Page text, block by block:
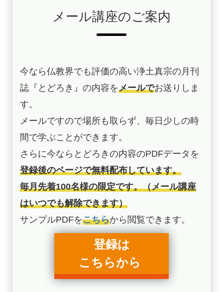
メール講座のご案内
今なら仏教界でも評価の高い浄土真宗の月刊
誌『とどろき』の内容をメールでお送りしま
す。
メールですので場所も取らず、毎日少しの時
間で学ぶことができます。
さらに今ならとどろきの内容のPDFデータを
登録後のページで無料配布しています。
毎月先着100名様の限定です。（メール講座
はいつでも解除できます）
サンプルPDFをこちらから閲覧できます。
登録は
こちらから